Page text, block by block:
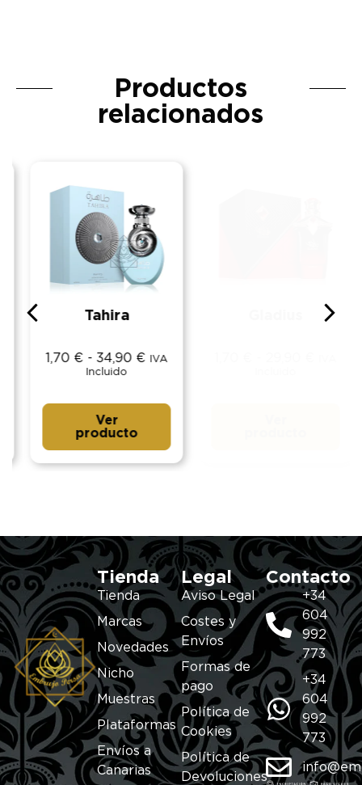
Productos
relacionados
Tahira
1,70€ - 34,90€
IVA
Incluido
Ver
producto
Tienda
Tienda
Marcas
Novedades
Nicho
Muestras
Plataformas
Envíos a
Canarias
Legal
Aviso Legal
Costes y
Envíos
Formas de
pago
Política de
Cookies
Política de
Devoluciones
Contacto
+34
604
992
773
+34
604
992
773